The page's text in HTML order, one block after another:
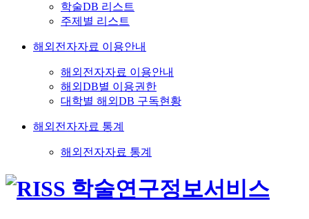
학술DB 리스트
주제별 리스트
해외전자자료 이용안내
해외전자자료 이용안내
해외DB별 이용권한
대학별 해외DB 구독현황
해외전자자료 통계
해외전자자료 통계